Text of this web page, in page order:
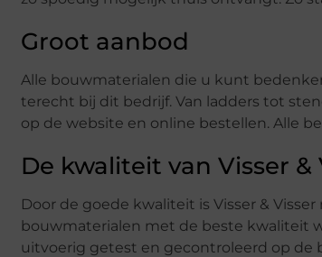
Groot aanbod
Alle bouwmaterialen die u kunt
terecht bij dit bedrijf. Van ladders tot
op de website en online bestellen. Alle
De kwaliteit van Visser &
Door de goede kwaliteit is Visser &
bouwmaterialen met de beste kwaliteit
uitvoerig getest en gecontroleerd op de